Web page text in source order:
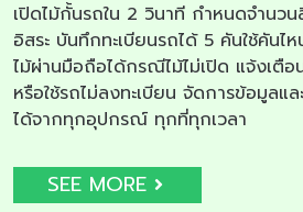
เปิดไม้กั้นรถใน 2 วินาที กำหนดจำนว
อิสระ บันทึกทะเบียนรถได้ 5 คันใช้คันไ
ไม้ผ่านมือถือได้กรณีไม้ไม่เปิด แจ้งเตื
หรือใช้รถไม่ลงทะเบียน จัดการข้อมูลแ
ได้จากทุกอุปกรณ์ ทุกที่ทุกเวลา
SEE MORE